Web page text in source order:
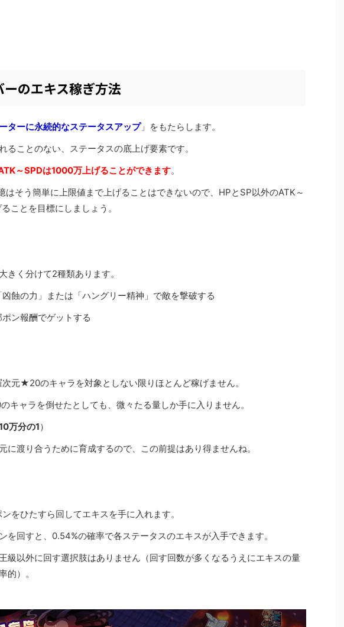
ーのエキス稼ぎ方法
ターに永続的なステータスアップ」をもたらします。
ることのない、ステータスの底上げ要素です。
～SPDは1000万上げることができます。
はそう簡単に上限値まで上げることはできないので、HPとSP以外のATK～
ことを目標にしましょう。
きく分けて2種類あります。
蝕の力」または「ハングリー精神」で敵を撃破する
ン報酬でゲットする
元★20のキャラを対象としない限りほとんど稼げません。
キャラを倒せたとしても、微々たる量しか手に入りません。
万分の1）
に渡り合うために育成するので、この前提はあり得ませんね。
をひたすら回してエキスを手に入れます。
を回すと、0.54%の確率で各ステータスのエキスが入手できます。
級以外に回す選択肢はありません（回す回数が多くなるうえにエキスの量
的）。